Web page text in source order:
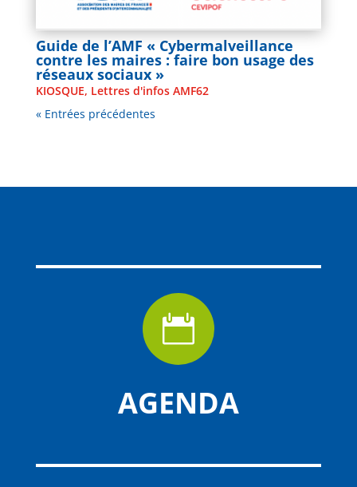
Guide de l’AMF « Cybermalveillance
contre les maires : faire bon usage des
réseaux sociaux »
KIOSQUE, Lettres d'infos AMF62
« Entrées précédentes

AGENDA